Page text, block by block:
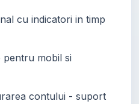
cu indicatori in timp
mobil si
contului - suport